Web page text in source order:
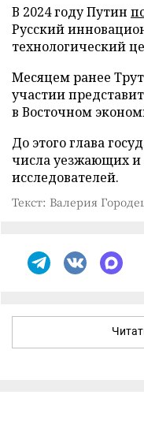
В 2024 году Путин
Русский
технологический
Месяцем ранее
участии
в Восточном
До этого глава
числа уезжающих и
исследователей.
Текст: Валерия